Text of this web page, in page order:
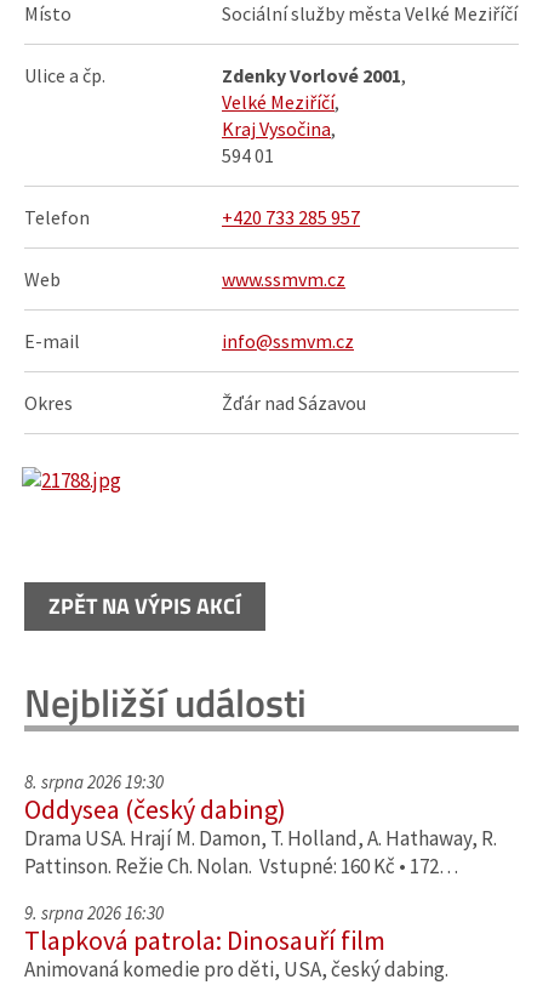
Místo Sociální služby města Velké Meziříčí
Ulice a čp. Zdenky Vorlové 2001,
Velké Meziříčí,
Kraj Vysočina,
594 01
Telefon +420 733 285 957
Web www.ssmvm.cz
E-mail info@ssmvm.cz
Okres Žďár nad Sázavou
ZPĚT NA VÝPIS AKCÍ
Nejbližší události
8. srpna 2026 19:30
Oddysea (český dabing)
Drama USA. Hrají M. Damon, T. Holland, A. Hathaway, R.
Pattinson. Režie Ch. Nolan. Vstupné: 160 Kč • 172…
9. srpna 2026 16:30
Tlapková patrola: Dinosauří film
Animovaná komedie pro děti, USA, český dabing.